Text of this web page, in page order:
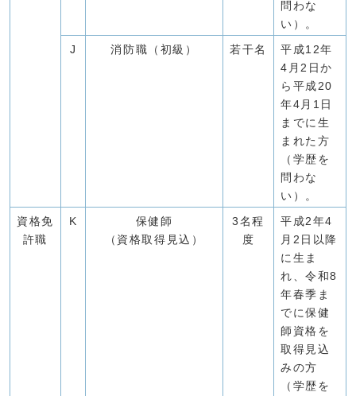
問わな
い）。
J 消防職（初級） 若干名
平成12年
4月2日か
ら平成20
年4月1日
までに生
まれた方
（学歴を
問わな
い）。
資格免
許職
K
保健師
（資格取得見込）
3名程
度
平成2年4
月2日以降
に生ま
れ、令和8
年春季ま
でに保健
師資格を
取得見込
みの方
（学歴を